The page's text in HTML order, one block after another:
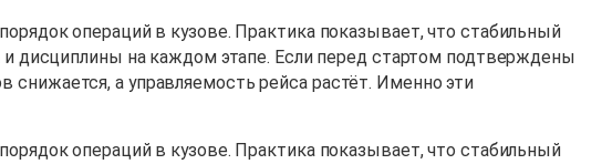
операций в кузове. Практика показывает, что стабильный
и дисциплины на каждом этапе. Если перед стартом подтверждены
снижается, а управляемость рейса растёт. Именно эти
операций в кузове. Практика показывает, что стабильный